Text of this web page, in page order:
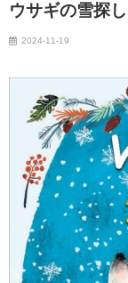
ウサギの雪探し
2024-11-19